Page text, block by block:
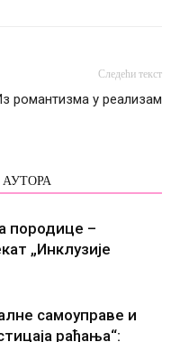
Следећи текст
романтизма у реализам
породице –
„Инклузије
самоуправе и
рађања“: